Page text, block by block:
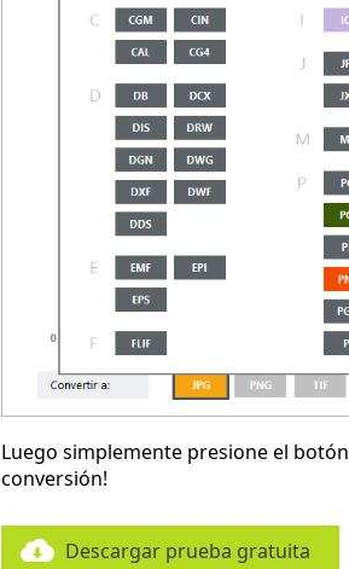
Luego simplemente presione el botón
conversión!
Descargar prueba gratuita